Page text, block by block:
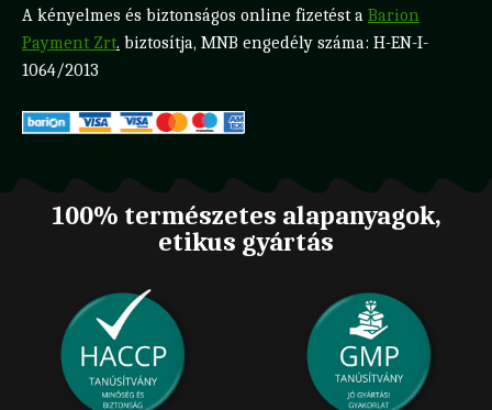
A kényelmes és biztonságos online fizetést a Barion
Payment Zrt. biztosítja, MNB engedély száma: H-EN-I-
1064/2013
100% természetes alapanyagok,
etikus gyártás